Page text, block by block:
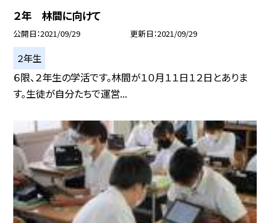
２年 林間に向けて
公開日 2021/09/29 更新日 2021/09/29
２年生
６限、２年生の学活です。林間が１０月１１日１２日とありま
す。生徒が自分たちで運営...